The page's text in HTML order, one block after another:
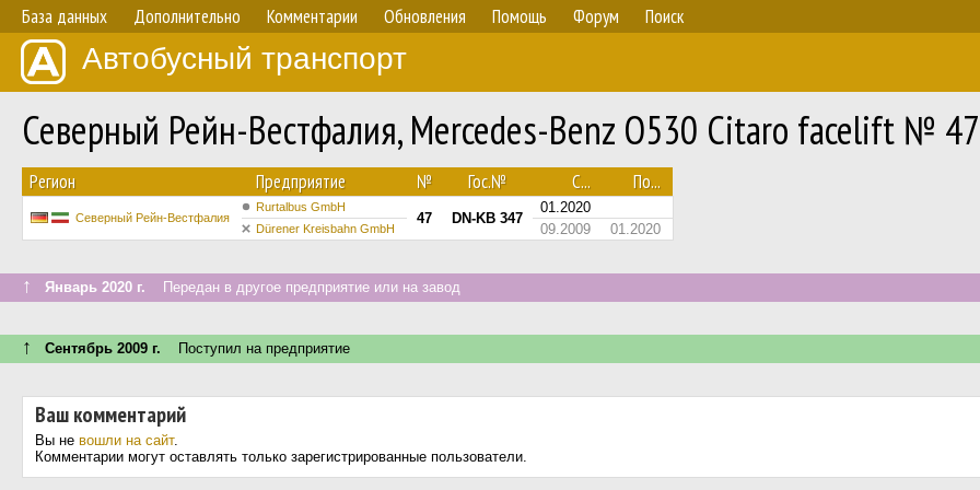
База данных Дополнительно Комментарии Обновления Помощь Форум Поиск
Автобусный транспорт
Северный Рейн-Вестфалия, Mercedes-Benz O530 Citaro facelift № 47
Регион Предприятие № Гос.№ С... По...
Северный Рейн-Вестфалия
Rurtalbus GmbH
47 DN-KB 347
01.2020
Dürener Kreisbahn GmbH 09.2009 01.2020
↑ Январь 2020 г. Передан в другое предприятие или на завод
↑ Сентябрь 2009 г. Поступил на предприятие
Ваш комментарий
Вы не вошли на сайт.
Комментарии могут оставлять только зарегистрированные пользователи.